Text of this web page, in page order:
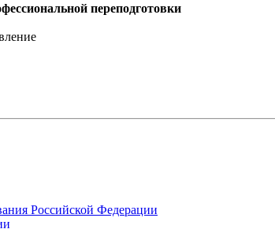
переподготовки
Российской Федерации